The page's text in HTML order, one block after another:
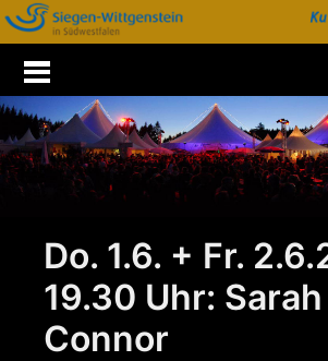
Zum
Inhalt
springen
Do. 1.6. + Fr.
19.30 Uhr: Sarah
Connor